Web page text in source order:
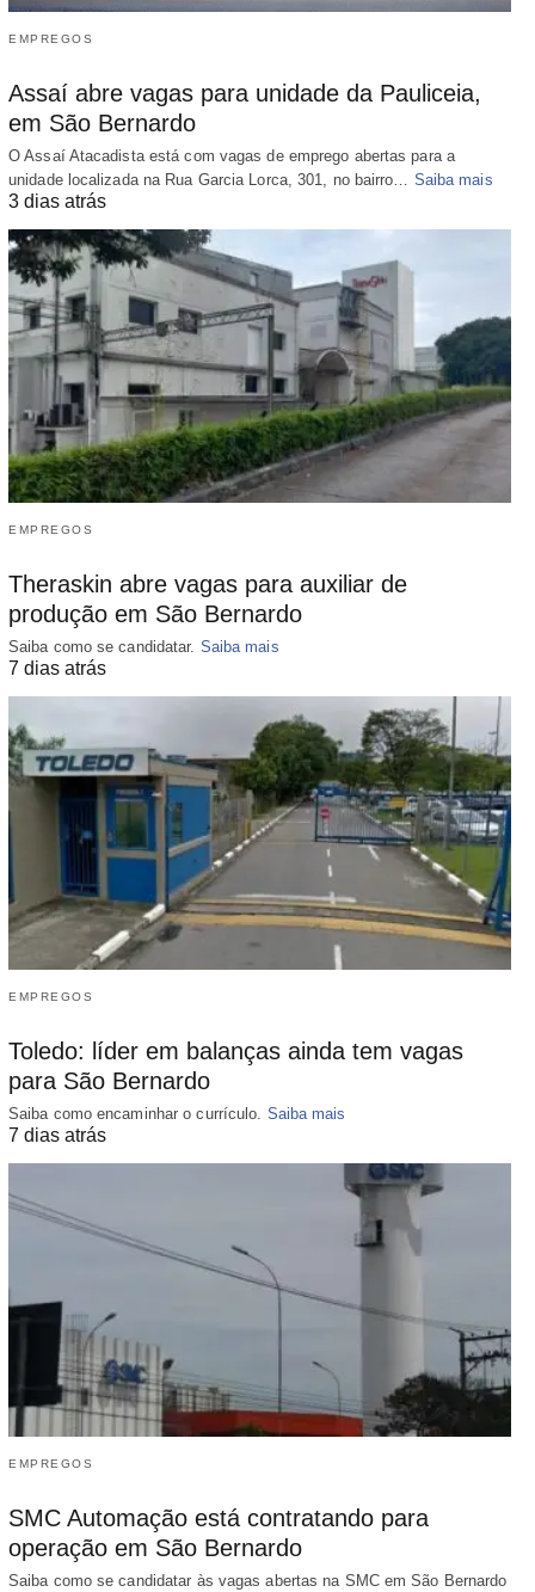
EMPREGOS
Assaí abre vagas para unidade da Pauliceia,
em São Bernardo
O Assaí Atacadista está com vagas de emprego abertas para a
unidade localizada na Rua Garcia Lorca, 301, no bairro… Saiba mais
3 dias atrás
EMPREGOS
Theraskin abre vagas para auxiliar de
produção em São Bernardo
Saiba como se candidatar. Saiba mais
7 dias atrás
EMPREGOS
Toledo: líder em balanças ainda tem vagas
para São Bernardo
Saiba como encaminhar o currículo. Saiba mais
7 dias atrás
EMPREGOS
SMC Automação está contratando para
operação em São Bernardo
Saiba como se candidatar às vagas abertas na SMC em São Bernardo